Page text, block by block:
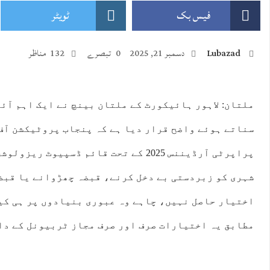
فیس بک ٹویٹر
Lubazad دسمبر 21, 2025 0 تبصرے 132 مناظر
ملتان: لاہور ہائیکورٹ کے ملتان بینچ نے ایک اہم
سناتے ہوئے واضح قرار دیا ہے کہ پنجاب پروٹیکشن
شہری کو زبردستی بے دخل کرنے، قبضہ چھڑوانے یا
اختیار حاصل نہیں، چاہے وہ عبوری بنیادوں پر ہی
مطابق یہ اختیارات صرف اور صرف مجاز ٹربیونل کے
23:00 00:00 01:00 02:00 03:00 04:00